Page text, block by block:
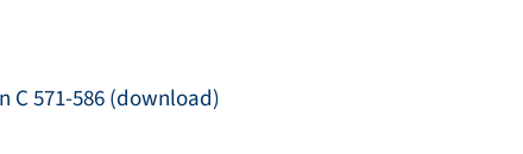
C 571-586 (download)